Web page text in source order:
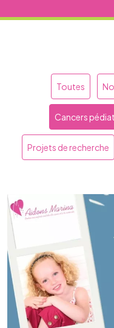
Toutes
Cancers
Projets de recherche